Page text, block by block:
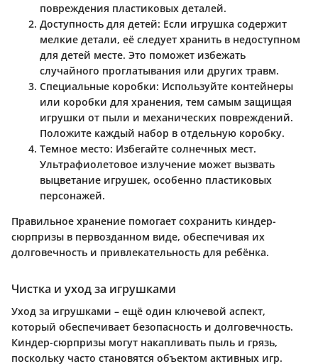
повреждения пластиковых деталей.
Доступность для детей: Если игрушка содержит
мелкие детали, её следует хранить в недоступном
для детей месте. Это поможет избежать
случайного проглатывания или других травм.
Специальные коробки: Используйте контейнеры
или коробки для хранения, тем самым защищая
игрушки от пыли и механических повреждений.
Положите каждый набор в отдельную коробку.
Темное место: Избегайте солнечных мест.
Ультрафиолетовое излучение может вызвать
выцветание игрушек, особенно пластиковых
персонажей.
Правильное хранение помогает сохранить киндер-
сюрпризы в первозданном виде, обеспечивая их
долговечность и привлекательность для ребёнка.
Чистка и уход за игрушками
Уход за игрушками – ещё один ключевой аспект,
который обеспечивает безопасность и долговечность.
Киндер-сюрпризы могут накапливать пыль и грязь,
поскольку часто становятся объектом активных игр.